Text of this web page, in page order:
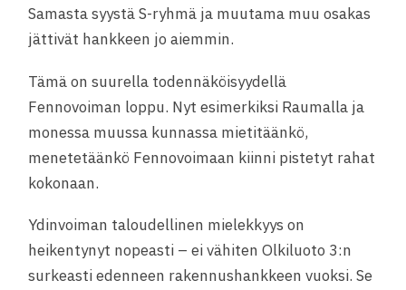
Samasta syystä S-ryhmä ja muutama muu osakas
jättivät hankkeen jo aiemmin.
Tämä on suurella todennäköisyydellä
Fennovoiman loppu. Nyt esimerkiksi Raumalla ja
monessa muussa kunnassa mietitäänkö,
menetetäänkö Fennovoimaan kiinni pistetyt rahat
kokonaan.
Ydinvoiman taloudellinen mielekkyys on
heikentynyt nopeasti – ei vähiten Olkiluoto 3:n
surkeasti edenneen rakennushankkeen vuoksi. Se